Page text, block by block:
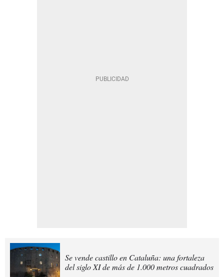
Se vende castillo en Cataluña: una fortaleza
del siglo XI de más de 1.000 metros cuadrados